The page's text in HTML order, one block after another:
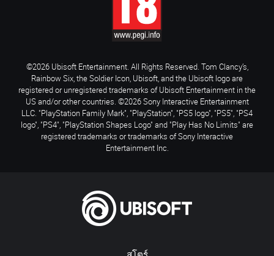
©2026 Ubisoft Entertainment. All Rights Reserved. Tom Clancy’s,
Rainbow Six, the Soldier Icon, Ubisoft, and the Ubisoft logo are
registered or unregistered trademarks of Ubisoft Entertainment in the
US and/or other countries. ©2026 Sony Interactive Entertainment
LLC. "PlayStation Family Mark", "PlayStation", "PS5 logo", "PS5", "PS4
logo", "PS4", "PlayStation Shapes Logo" and "Play Has No Limits" are
registered trademarks or trademarks of Sony Interactive
Entertainment Inc.